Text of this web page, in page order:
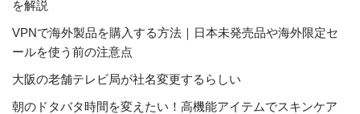
を解説
VPNで海外製品を購入する方法｜日本未発売品や海外限定セ
ールを使う前の注意点
大阪の老舗テレビ局が社名変更するらしい
朝のドタバタ時間を変えたい！高機能アイテムでスキンケア